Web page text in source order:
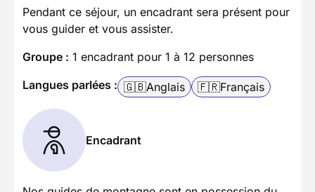
Pendant ce séjour, un encadrant sera présent pour
vous guider et vous assister.
Groupe : 1 encadrant pour 1 à 12 personnes
Langues parlées : 🇬🇧Anglais 🇫🇷Français
Encadrant